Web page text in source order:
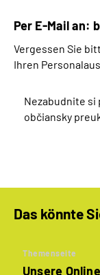
Per E-Mail an:
Vergessen Sie
Ihren
Nezabudnite si
občiansky
Das könnte
Themenseite
Unsere